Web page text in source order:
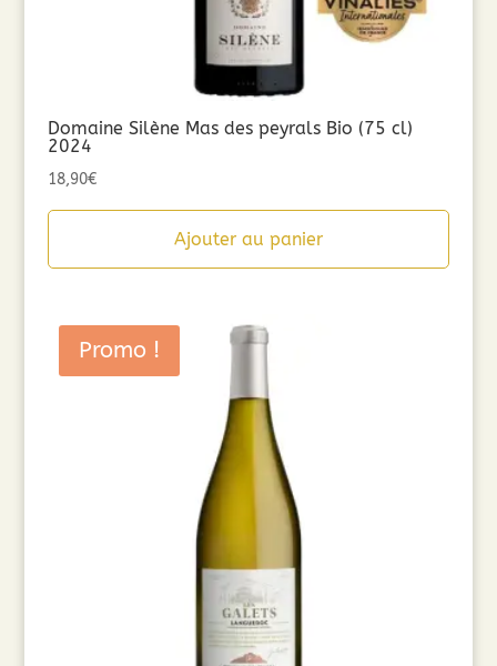
Domaine Silène Mas des peyrals Bio (75 cl)
2024
18,90€
Ajouter au panier
Promo !